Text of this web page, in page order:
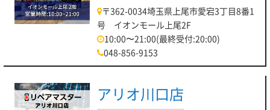
〒362-0034埼玉県上尾市愛宕3丁目8番1
号 イオンモール上尾2F
10:00〜21:00(最終受付:20:00)
048-856-9153
アリオ川口店